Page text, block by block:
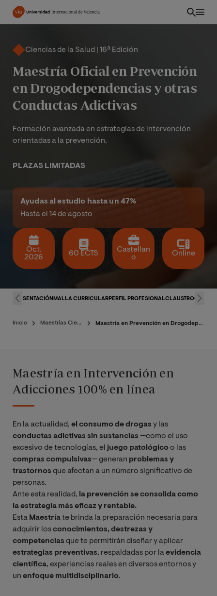
Pasar
Ciencias de la Salud | 16ª Edición
Maestría Oficial en Prevención
en Drogodependencias y otras
Conductas Adictivas
Formación avanzada en estrategias de intervención
orientadas a la prevención.
PLAZAS LIMITADAS
Oct.
2026
60 ECTS
Castellan
o
Online
Ayudas al estudio hasta un 47%
Hasta el 14 de agosto
PRESENTACIÓN MALLA CURRICULARPERFIL PROFESIONALCLAUSTRO
Inicio Maestrías Ciencias de la Salud Maestría en Prevención en Drogodependencias y Otras Conductas Adictivas
Maestría en Intervención en
Adicciones 100% en línea
En la actualidad, el consumo de drogas y las
conductas adictivas sin sustancias —como el uso
excesivo de tecnologías, el juego patológico o las
compras compulsivas— generan problemas y
trastornos que afectan a un número significativo de
personas.
Ante esta realidad, la prevención se consolida como
la estrategia más eficaz y rentable.
Esta Maestríate brinda la preparación necesaria para
adquirir losconocimientos, destrezas y
competencias que te permitirán diseñar y aplicar
estrategias preventivas, respaldadas por laevidencia
científica, experiencias reales en diversos entornos y
un enfoque multidisciplinario.